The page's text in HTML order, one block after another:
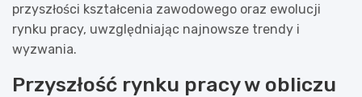
przyszłości kształcenia zawodowego oraz ewolucji
rynku pracy, uwzględniając najnowsze trendy i
wyzwania.
Przyszłość rynku pracy w obliczu